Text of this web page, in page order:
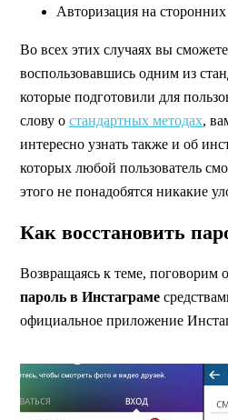
Авторизация на сторонних
Во всех этих случаях вы
воспользовавшись одним из
которые подготовили для
слову о стандартных методах,
интересно узнать также и об
которых любой пользователь
этого не понадобятся никакие
Как восстановить
Возвращаясь к теме, поговорим
пароль в Инстаграме
официальное приложение